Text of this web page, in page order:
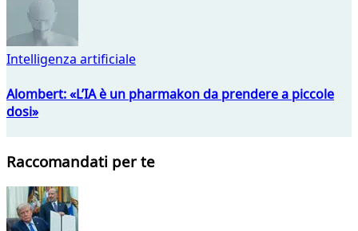
Intelligenza artificiale
Alombert: «L’IA è un pharmakon da prendere a piccole
dosi»
Raccomandati per te